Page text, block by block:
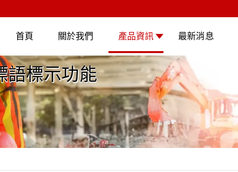
首頁 關於我們 產品資訊 最新消息
語標示功能